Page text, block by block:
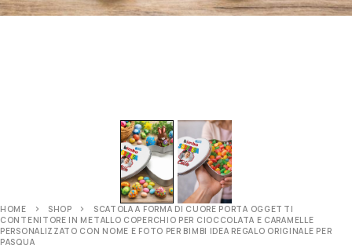
HOME SHOP
SCATOLA A FORMA DI CUORE PORTA OGGETTI
CONTENITORE IN METALLO COPERCHIO PER CIOCCOLATA E CARAMELLE
PERSONALIZZATO CON NOME E FOTO PER BIMBI IDEA REGALO ORIGINALE PER
PASQUA